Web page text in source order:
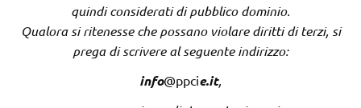
quindi considerati di pubblico dominio.
Qualora si ritenesse che possano violare diritti di terzi, si
prega di scrivere al seguente indirizzo:
info@ppcie.it,